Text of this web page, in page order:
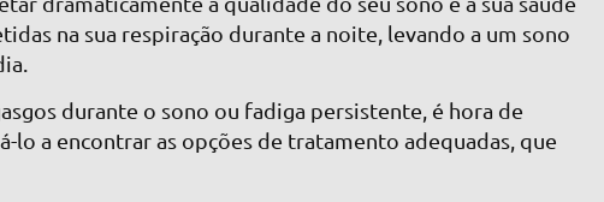
na sua respiração durante a noite, levando a um sono
durante o sono ou fadiga persistente, é hora de
lo a encontrar as opções de tratamento adequadas, que